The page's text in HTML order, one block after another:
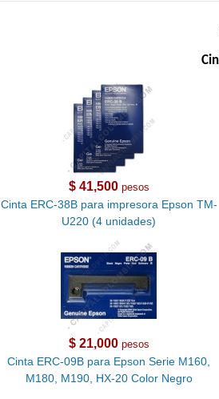
$ 41,500pesos
Cinta ERC-38B para impresora Epson TM-
U220 (4 unidades)
$ 21,000pesos
Cinta ERC-09B para Epson Serie M160,
M180, M190, HX-20 Color Negro